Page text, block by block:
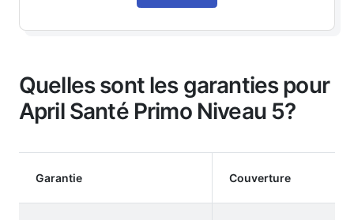
Quelles sont les garanties pour
April Santé Primo Niveau 5?
Garantie Couverture